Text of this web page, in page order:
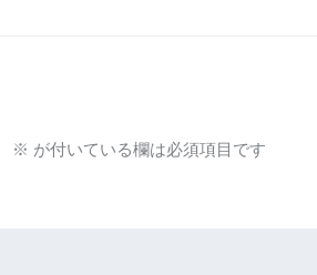
※ が付いている欄は必須項目です